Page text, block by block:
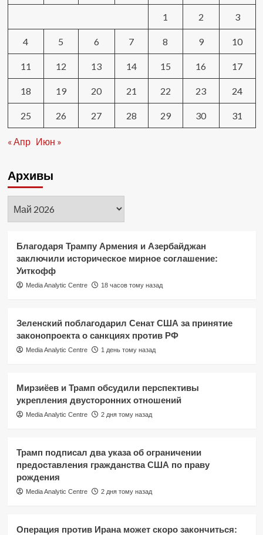
общежитию
в
Старобельске
1 2 3
4 5 6 7 8 9 10
11 12 13 14 15 16 17
18 19 20 21 22 23 24
25 26 27 28 29 30 31
« Апр Июн »
Архивы
Архивы
Благодаря Трампу Армения и Азербайджан
заключили историческое мирное соглашение:
Уиткофф
Media Analytic Centre 18 часов тому назад
Зеленский поблагодарил Сенат США за принятие
законопроекта о санкциях против РФ
Media Analytic Centre 1 день тому назад
Мирзиёев и Трамп обсудили перспективы
укрепления двусторонних отношений
Media Analytic Centre 2 дня тому назад
Трамп подписал два указа об ограничении
предоставления гражданства США по праву
рождения
Media Analytic Centre 2 дня тому назад
Операция против Ирана может скоро закончиться: